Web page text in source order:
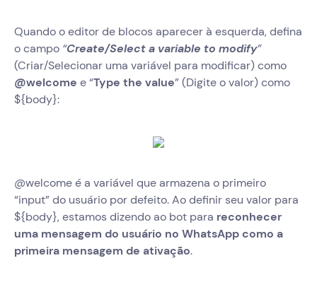
Quando o editor de blocos aparecer à esquerda, defina
o campo “Create/Select a variable to modify”
(Criar/Selecionar uma variável para modificar) como
@welcome e “Type the value” (Digite o valor) como
${body}:
@welcome é a variável que armazena o primeiro
“input” do usuário por defeito. Ao definir seu valor para
${body}, estamos dizendo ao bot para reconhecer
uma mensagem do usuário no WhatsApp como a
primeira mensagem de ativação.